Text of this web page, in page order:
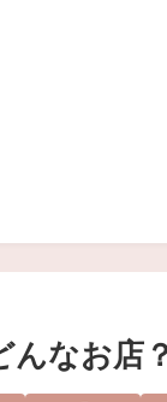
んなお店